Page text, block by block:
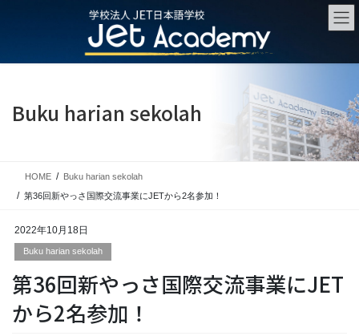
Buku harian sekolah
HOME
Buku harian sekolah
第36回新やっさ国際交流事業にJETから2名参加！
2022年10月18日
Buku harian sekolah
第36回新やっさ国際交流事業にJET
から2名参加！